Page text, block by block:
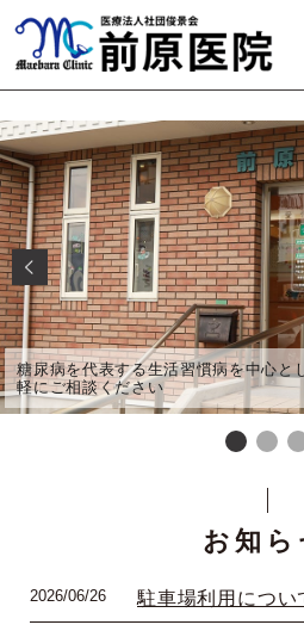
慣病を中心としたかかりつけ医として
お知ら
2026/06/26 駐車場利用につ